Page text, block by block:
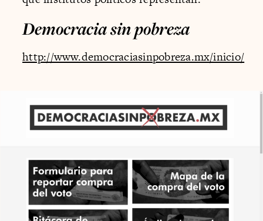
Democracia sin pobreza
http://www.democraciasinpobreza.mx/inicio/